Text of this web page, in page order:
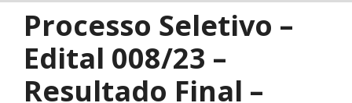
Processo Seletivo –
Edital 008/23 –
Resultado Final –